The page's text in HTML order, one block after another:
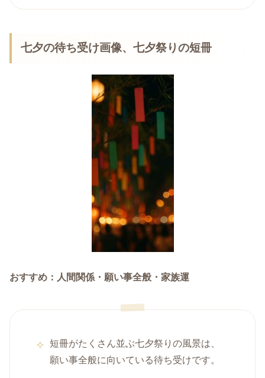
七夕の待ち受け画像、七夕祭りの短冊
おすすめ：人間関係・願い事全般・家族運
短冊がたくさん並ぶ七夕祭りの風景は、
願い事全般に向いている待ち受けです。